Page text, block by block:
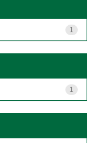
1
1